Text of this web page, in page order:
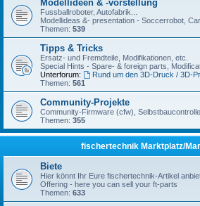
Modellideen & -vorstellung
Fussballroboter, Autofabrik...
Modellideas &- presentation - Soccerrobot,
Themen: 539
Tipps & Tricks
Ersatz- und Fremdteile, Modifikationen, etc.
Special Hints - Spare- & foreign parts,
Unterforum:
Rund um den 3D-Druck / 3D-
Themen: 561
Community-Projekte
Community-Firmware (cfw),
Themen: 355
fischertechnik Marktplatz/
Biete
Hier könnt Ihr Eure fischertechnik-Artikel
Offering - here you can sell your ft-parts
Themen: 633